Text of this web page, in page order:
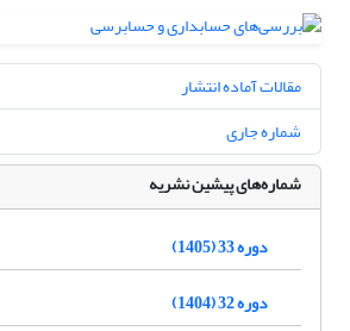
مقالات آماده انتشار
شماره جاری
شماره‌های پیشین نشریه
دوره 33 (1405)
دوره 32 (1404)